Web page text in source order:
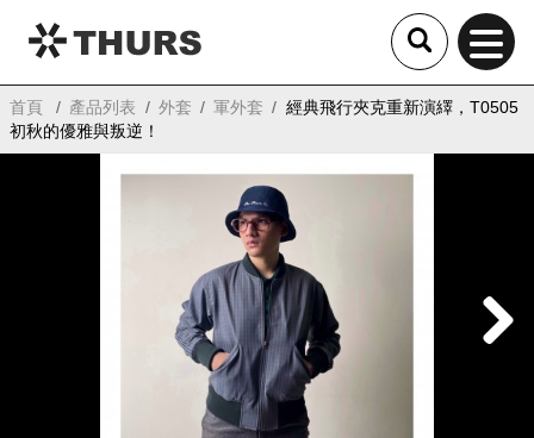
THURS
首頁 產品列表 外套 軍外套
經典飛行夾克重新演繹，T0505
初秋的優雅與叛逆！